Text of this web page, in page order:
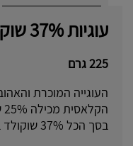
עוגיות 37% שוקולד צ'יפס
225 גרם
העוגייה המוכרת
בסך הכל 37% שוקולד בלגי משובח.